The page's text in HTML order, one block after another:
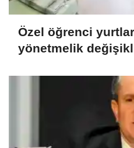
Özel öğrenci
yönetmelik